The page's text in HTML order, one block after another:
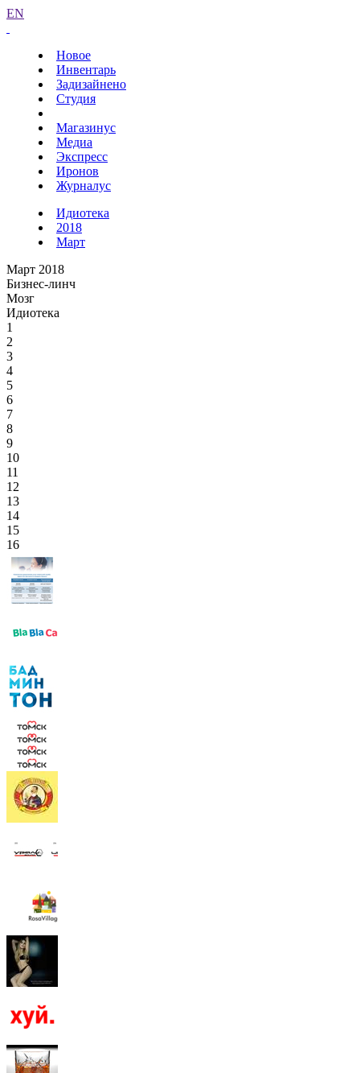
EN
Новое
Инвентарь
Задизайнено
Студия
Магазинус
Медиа
Экспресс
Иронов
Журналус
Идиотека
2018
Март
Март 2018
Бизнес-линч
Мозг
Идиотека
1
2
3
4
5
6
7
8
9
10
11
12
13
14
15
16